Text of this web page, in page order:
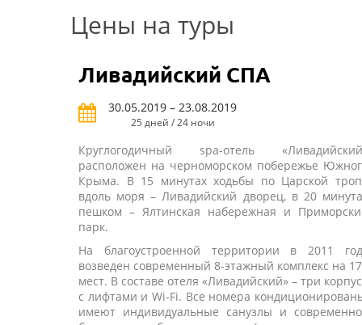
Цены на туры
Ливадийский СПА
30.05.2019 – 23.08.2019
25 дней / 24 ночи
Круглогодичный spa-отель
расположен на черноморском побережье
Крыма. В 15 минутах ходьбы по Царской
вдоль моря – Ливадийский дворец, в 20
пешком – Ялтинская набережная и
парк.
На благоустроенной территории в 2011
возведен современный 8-этажный комплекс на
мест. В составе отеля «Ливадийский» – три
с лифтами и Wi-Fi. Все номера
имеют индивидуальные санузлы и